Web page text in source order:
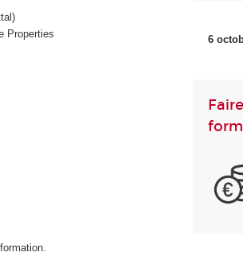
Properties
6